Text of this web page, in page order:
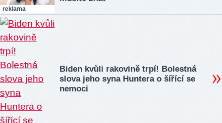
reklama
Biden kvůli rakovině trpí! Bolestná
slova jeho syna Huntera o šířící se
nemoci